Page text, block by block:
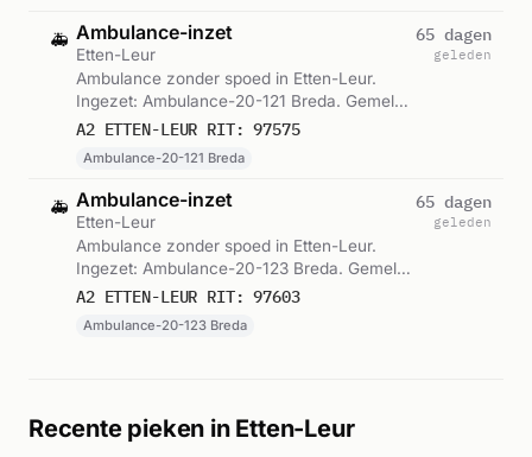
🚑 Ambulance-inzet
Etten-Leur
Ambulance zonder spoed in Etten-Leur.
Ingezet: Ambulance-20-121 Breda. Gemeld
om 10:33.
A2 ETTEN-LEUR RIT: 97575
Ambulance-20-121 Breda
65 dagen
geleden
🚑 Ambulance-inzet
Etten-Leur
Ambulance zonder spoed in Etten-Leur.
Ingezet: Ambulance-20-123 Breda. Gemeld
om 11:14.
A2 ETTEN-LEUR RIT: 97603
Ambulance-20-123 Breda
65 dagen
geleden
Recente pieken in Etten-Leur